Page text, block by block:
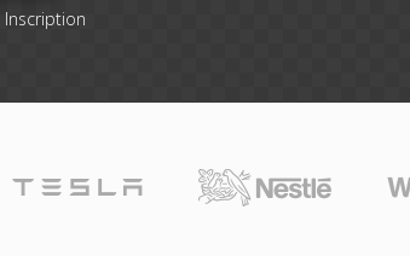
Inscription